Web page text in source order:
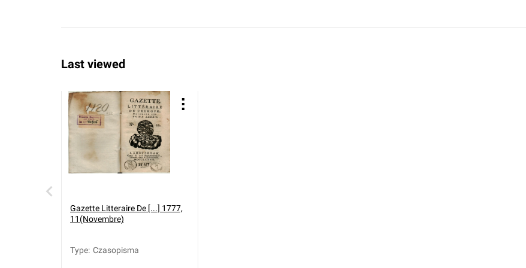
Last viewed
Gazette Litteraire De [...] 1777,
11(Novembre)
Type: Czasopisma